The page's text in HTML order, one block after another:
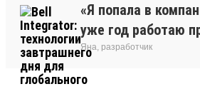
«Я попала в
уже год работаю
Яна, разработчик